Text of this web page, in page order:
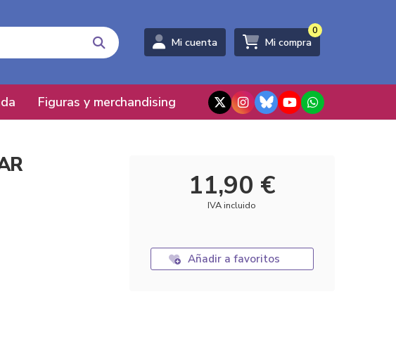
Mi cuenta Mi compra
0
Figuras y merchandising
11,90 €
IVA incluido
Añadir a favoritos